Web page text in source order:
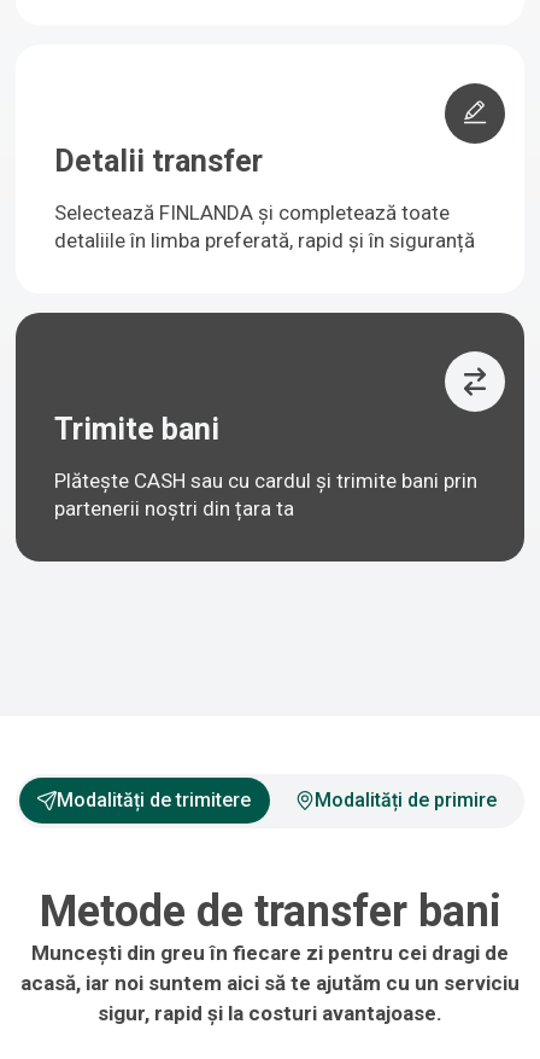
Detalii transfer
Selectează FINLANDA și completează toate
detaliile în limba preferată, rapid și în siguranță
Trimite bani
Plătește CASH sau cu cardul și trimite bani prin
partenerii noștri din țara ta
Modalități de trimitere Modalități de primire
Metode de transfer bani
Muncești din greu în fiecare zi pentru cei dragi de
acasă, iar noi suntem aici să te ajutăm cu un serviciu
sigur, rapid și la costuri avantajoase.